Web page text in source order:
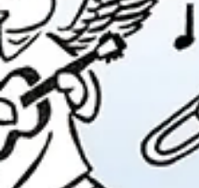
「梅猫WonderLand」出展のお知らせ
11/4(月・祝) ＠ギャラリー来舎 梅猫
＜展示詳細＞ 梅猫WonderLand ◇日
10/25（木）〜11/4（月・祝日） ◇時
終日 16:00） ◇休廊日：10/31（木）
◇10/26(土)の18:00よりギャラリーHP
開と通販受付...